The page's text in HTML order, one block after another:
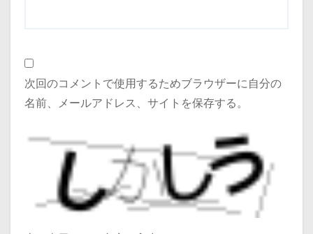
次回のコメントで使用するためブラウザーに自分の
名前、メールアドレス、サイトを保存する。